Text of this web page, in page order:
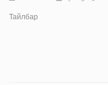
Тайлбар